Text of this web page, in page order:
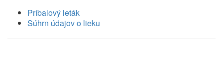
Príbalový leták
Súhrn údajov o lieku